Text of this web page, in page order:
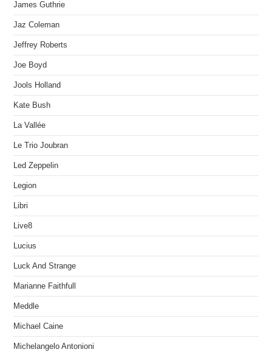
James Guthrie
Jaz Coleman
Jeffrey Roberts
Joe Boyd
Jools Holland
Kate Bush
La Vallée
Le Trio Joubran
Led Zeppelin
Legion
Libri
Live8
Lucius
Luck And Strange
Marianne Faithfull
Meddle
Michael Caine
Michelangelo Antonioni